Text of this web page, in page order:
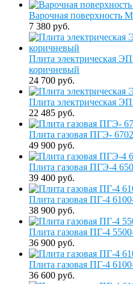
Варочная поверхность
7 380 руб.
Плита электрическая
коричневый
24 700 руб.
Плита электрическая
22 485 руб.
Плита газовая ПГЭ-
49 900 руб.
Плита газовая ПГЭ-4
39 400 руб.
Плита газовая ПГ-4
38 900 руб.
Плита газовая ПГ-4
36 900 руб.
Плита газовая ПГ-4
36 600 руб.